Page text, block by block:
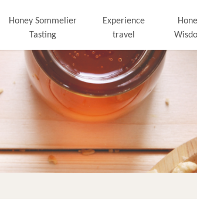
Honey Sommelier
Tasting
Experience
travel